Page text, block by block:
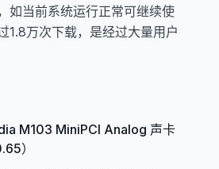
如当前系统运行正常可继续使
1.8万次下载，是经过大量用户
M103 MiniPCI Analog 声卡
）